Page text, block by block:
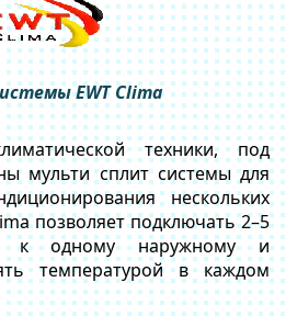
EWT Clima
техники, под
мульти сплит системы для
нескольких
позволяет подключать 2–5
к одному наружному и
температурой в каждом